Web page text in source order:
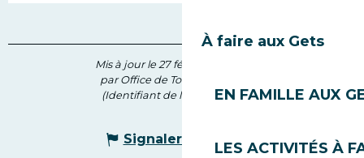
À faire aux Gets
EN FAMILLE AUX
LES ACTIVITÉS À
Mis à jour le 27 février 2026 à 16:54
par Office de Tourisme des Gets
(Identifiant de l'offre :
4888947 )
Signaler une erreur